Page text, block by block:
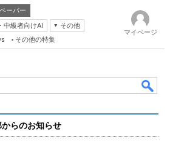
ーパー
中級者向けAI
その他
その他の特集
マイページ
らのお知らせ